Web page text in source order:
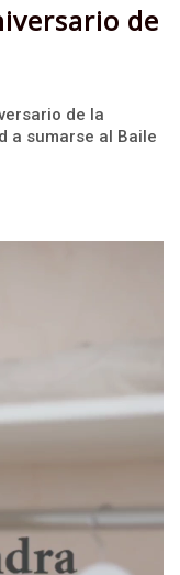
de
de la
a sumarse al Baile